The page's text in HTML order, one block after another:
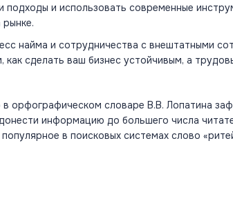
и использовать современные
найма и сотрудничества с внештатными
как сделать ваш бизнес устойчивым, а
в орфографическом словаре В.В. Лопатина
информацию до большего числа
в поисковых системах слово